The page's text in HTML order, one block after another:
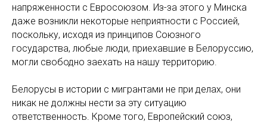
напряженности с Евросоюзом. Из-за этого у Минска
даже возникли некоторые неприятности с Россией,
поскольку, исходя из принципов Союзного
государства, любые люди, приехавшие в Белоруссию,
могли свободно заехать на нашу территорию.
Белорусы в истории с мигрантами не при делах, они
никак не должны нести за эту ситуацию
ответственность. Кроме того, Европейский союз,